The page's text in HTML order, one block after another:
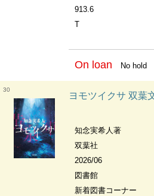
913.6
T
On loan No hold
30
ヨモツイクサ 双葉
知念実希人著
双葉社
2026/06
図書館
新着図書コーナー